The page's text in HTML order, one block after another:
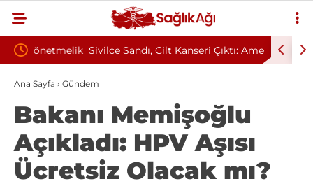
Sivilce Sandı, Cilt Kanseri Çıktı: Ameliyattan 60
Dikişle Uyandı
Baş
Ana Sayfa › Gündem
Bakanı Memişoğlu
Açıkladı: HPV Aşısı
Ücretsiz Olacak mı?